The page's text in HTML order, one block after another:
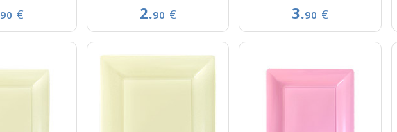
90 € 2.90 € 3.90 €